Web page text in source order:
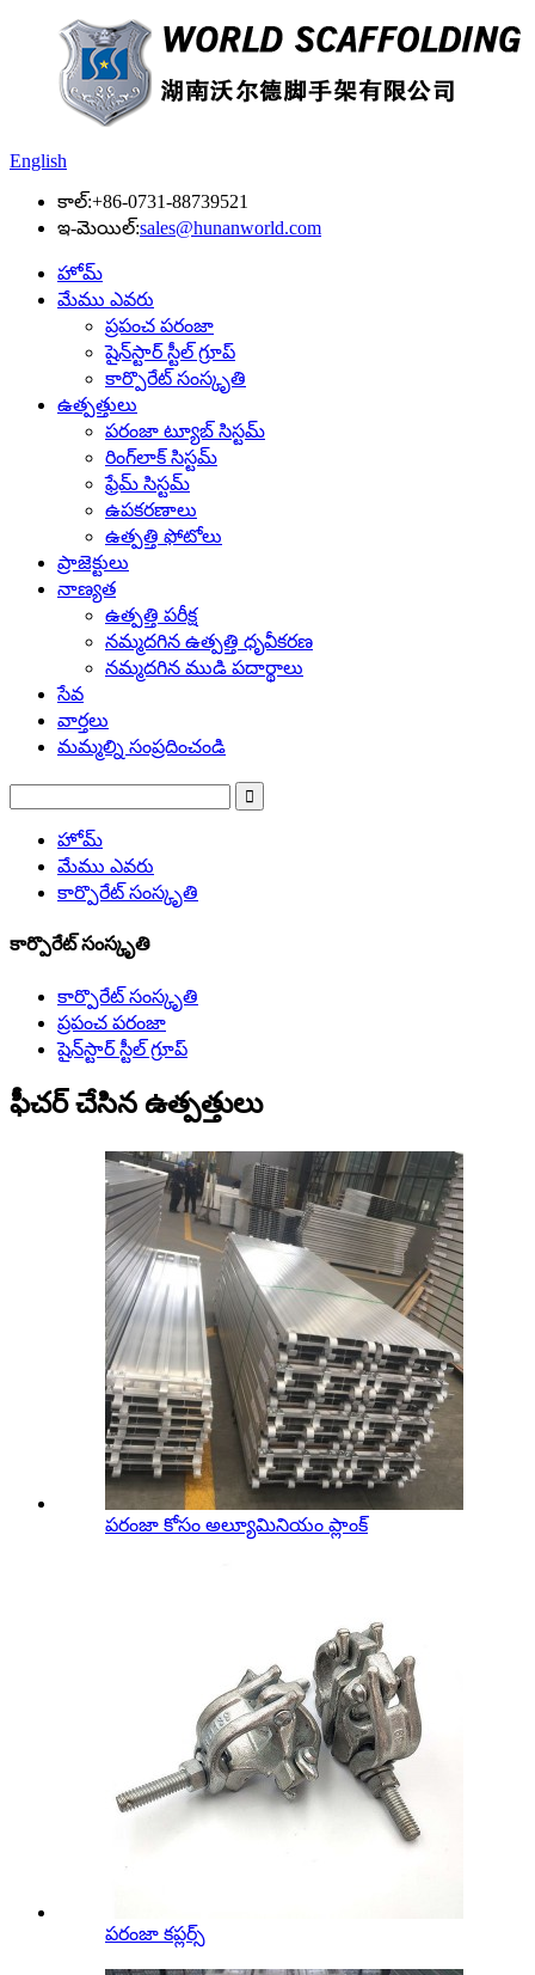
English
కాల్:+86-0731-88739521
ఇ-మెయిల్:sales@hunanworld.com
హోమ్
మేము ఎవరు
ప్రపంచ పరంజా
షైన్‌స్టార్ స్టీల్ గ్రూప్
కార్పొరేట్ సంస్కృతి
ఉత్పత్తులు
పరంజా ట్యూబ్ సిస్టమ్
రింగ్‌లాక్ సిస్టమ్
ఫ్రేమ్ సిస్టమ్
ఉపకరణాలు
ఉత్పత్తి ఫోటోలు
ప్రాజెక్టులు
నాణ్యత
ఉత్పత్తి పరీక్ష
నమ్మదగిన ఉత్పత్తి ధృవీకరణ
నమ్మదగిన ముడి పదార్థాలు
సేవ
వార్తలు
మమ్మల్ని సంప్రదించండి
హోమ్
మేము ఎవరు
కార్పొరేట్ సంస్కృతి
కార్పొరేట్ సంస్కృతి
కార్పొరేట్ సంస్కృతి
ప్రపంచ పరంజా
షైన్‌స్టార్ స్టీల్ గ్రూప్
ఫీచర్ చేసిన ఉత్పత్తులు
పరంజా కోసం అల్యూమినియం ప్లాంక్
పరంజా కప్లర్స్